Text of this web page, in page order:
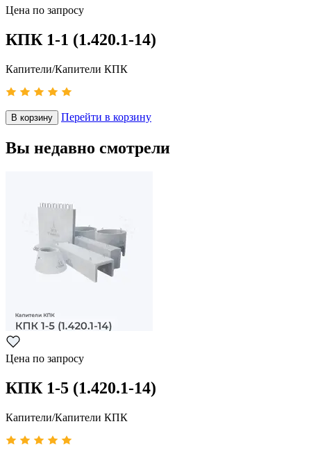
Цена по запросу
КПК 1-1 (1.420.1-14)
Капители/Капители КПК
В корзину Перейти в корзину
Вы недавно смотрели
Цена по запросу
КПК 1-5 (1.420.1-14)
Капители/Капители КПК